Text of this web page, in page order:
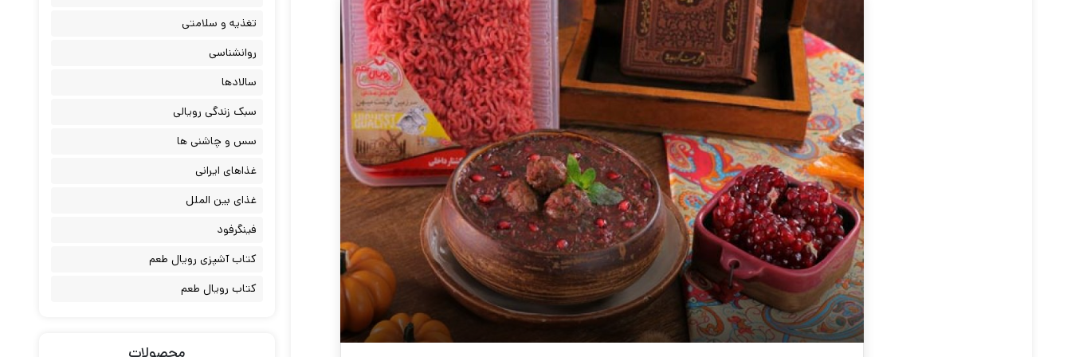
تغذیه و سلامتی
روانشناسی
سالادها
سبک زندگی رویالی
سس و چاشنی ها
غذاهای ایرانی
غذای بین الملل
فینگرفود
کتاب آشپزی رویال طعم
کتاب رویال طعم
محصولات